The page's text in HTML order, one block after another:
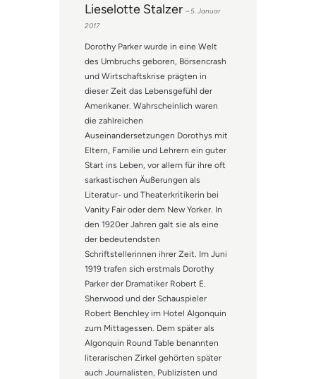
Lieselotte Stalzer – 5. Januar
2017
Dorothy Parker wurde in eine Welt
des Umbruchs geboren, Börsencrash
und Wirtschaftskrise prägten in
dieser Zeit das Lebensgefühl der
Amerikaner. Wahrscheinlich waren
die zahlreichen
Auseinandersetzungen Dorothys mit
Eltern, Familie und Lehrern ein guter
Start ins Leben, vor allem für ihre oft
sarkastischen Äußerungen als
Literatur- und Theaterkritikerin bei
Vanity Fair oder dem New Yorker. In
den 1920er Jahren galt sie als eine
der bedeutendsten
Schriftstellerinnen ihrer Zeit. Im Juni
1919 trafen sich erstmals Dorothy
Parker der Dramatiker Robert E.
Sherwood und der Schauspieler
Robert Benchley im Hotel Algonquin
zum Mittagessen. Dem später als
Algonquin Round Table benannten
literarischen Zirkel gehörten später
auch Journalisten, Publizisten und